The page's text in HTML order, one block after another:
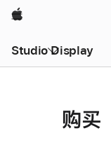
Apple
Studio Display
购